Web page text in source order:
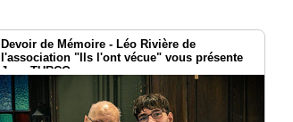
Devoir de Mémoire - Léo Rivière de
l'association "Ils l'ont vécue" vous présente
Jean TURCO